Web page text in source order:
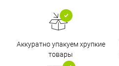
Аккуратно упакуем хрупкие
товары